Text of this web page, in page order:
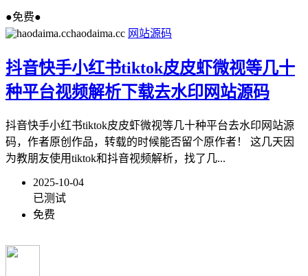
●免费●
haodaima.cc 网站源码
抖音快手小红书tiktok皮皮虾微视等几十
种平台视频解析下载去水印网站源码
抖音快手小红书tiktok皮皮虾微视等几十种平台去水印网站源
码，作者原创作品，转载的时候能否留个原作者！ 这几天因
为教朋友使用tiktok和抖音视频解析，找了几...
2025-10-04
已测试
免费